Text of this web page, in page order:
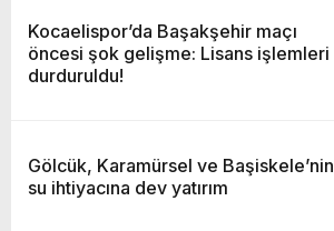
Kocaelispor’da Başakşehir maçı
öncesi şok gelişme: Lisans işlemleri
durduruldu!
Gölcük, Karamürsel ve Başiskele’nin
su ihtiyacına dev yatırım